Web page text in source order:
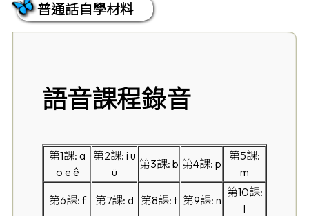
普通話自學材料
語音課程錄音
第1課: a
o e ê
第2課: i u
ü
第3課: b 第4課: p
第5課:
m
第6課: f 第7課: d 第8課: t 第9課: n
第10課:
l